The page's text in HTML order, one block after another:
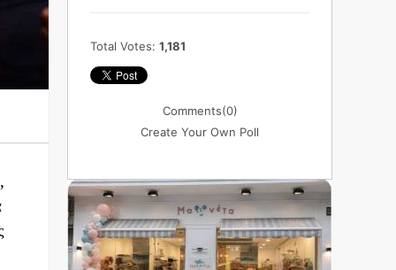
Total Votes: 1,181
Comments(0)
Create Your Own Poll